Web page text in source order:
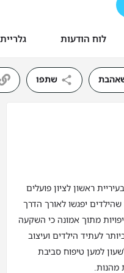
לוח הודעות
שתפו
ראשון לציון פועלים
יפגשו לאורך הדרך
מתוך אמונה כי השקעה
לעתיד הילדים ועיצוב
למען טיפוח סביבת
מהנות.